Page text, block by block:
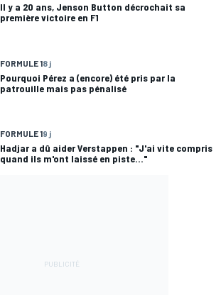
Il y a 20 ans, Jenson Button décrochait sa
première victoire en F1
FORMULE 18 j
Pourquoi Pérez a (encore) été pris par la
patrouille mais pas pénalisé
FORMULE 19 j
Hadjar a dû aider Verstappen : "J'ai vite compris
quand ils m'ont laissé en piste..."